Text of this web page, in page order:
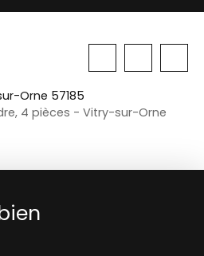
Orne 57185
4 pièces - Vitry-sur-Orne